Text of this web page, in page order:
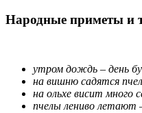
Народные приметы и
утром дождь – день
на вишню садятся
на ольхе висит много
пчелы лениво летают